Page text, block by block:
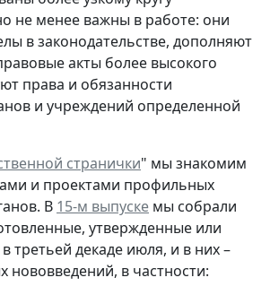
не менее важны в работе: они
в законодательстве, дополняют
акты более высокого
права и обязанности
и учреждений определенной
странички" мы знакомим
и проектами профильных
В 15-м выпуске мы собрали
утвержденные или
третьей декаде июля, и в них –
нововведений, в частности: